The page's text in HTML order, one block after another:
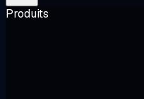
Produits